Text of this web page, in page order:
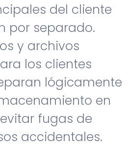
del cliente
por separado.
y archivos
los clientes
lógicamente
en
fugas de
accidentales.